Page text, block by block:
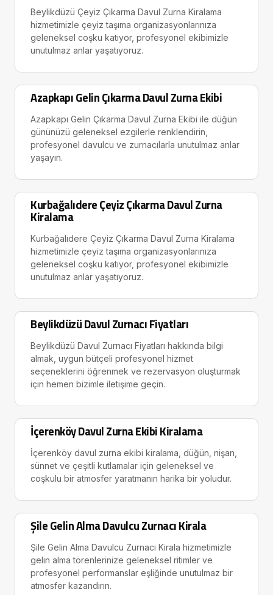
Beylikdüzü Çeyiz Çıkarma Davul Zurna Kiralama
hizmetimizle çeyiz taşıma organizasyonlarınıza
geleneksel coşku katıyor, profesyonel ekibimizle
unutulmaz anlar yaşatıyoruz.
Azapkapı Gelin Çıkarma Davul Zurna Ekibi
Azapkapı Gelin Çıkarma Davul Zurna Ekibi ile düğün
gününüzü geleneksel ezgilerle renklendirin,
profesyonel davulcu ve zurnacılarla unutulmaz anlar
yaşayın.
Kurbağalıdere Çeyiz Çıkarma Davul Zurna
Kiralama
Kurbağalıdere Çeyiz Çıkarma Davul Zurna Kiralama
hizmetimizle çeyiz taşıma organizasyonlarınıza
geleneksel coşku katıyor, profesyonel ekibimizle
unutulmaz anlar yaşatıyoruz.
Beylikdüzü Davul Zurnacı Fiyatları
Beylikdüzü Davul Zurnacı Fiyatları hakkında bilgi
almak, uygun bütçeli profesyonel hizmet
seçeneklerini öğrenmek ve rezervasyon oluşturmak
için hemen bizimle iletişime geçin.
İçerenköy Davul Zurna Ekibi Kiralama
İçerenköy davul zurna ekibi kiralama, düğün, nişan,
sünnet ve çeşitli kutlamalar için geleneksel ve
coşkulu bir atmosfer yaratmanın harika bir yoludur.
Şile Gelin Alma Davulcu Zurnacı Kirala
Şile Gelin Alma Davulcu Zurnacı Kirala hizmetimizle
gelin alma törenlerinize geleneksel ritimler ve
profesyonel performanslar eşliğinde unutulmaz bir
atmosfer kazandırın.